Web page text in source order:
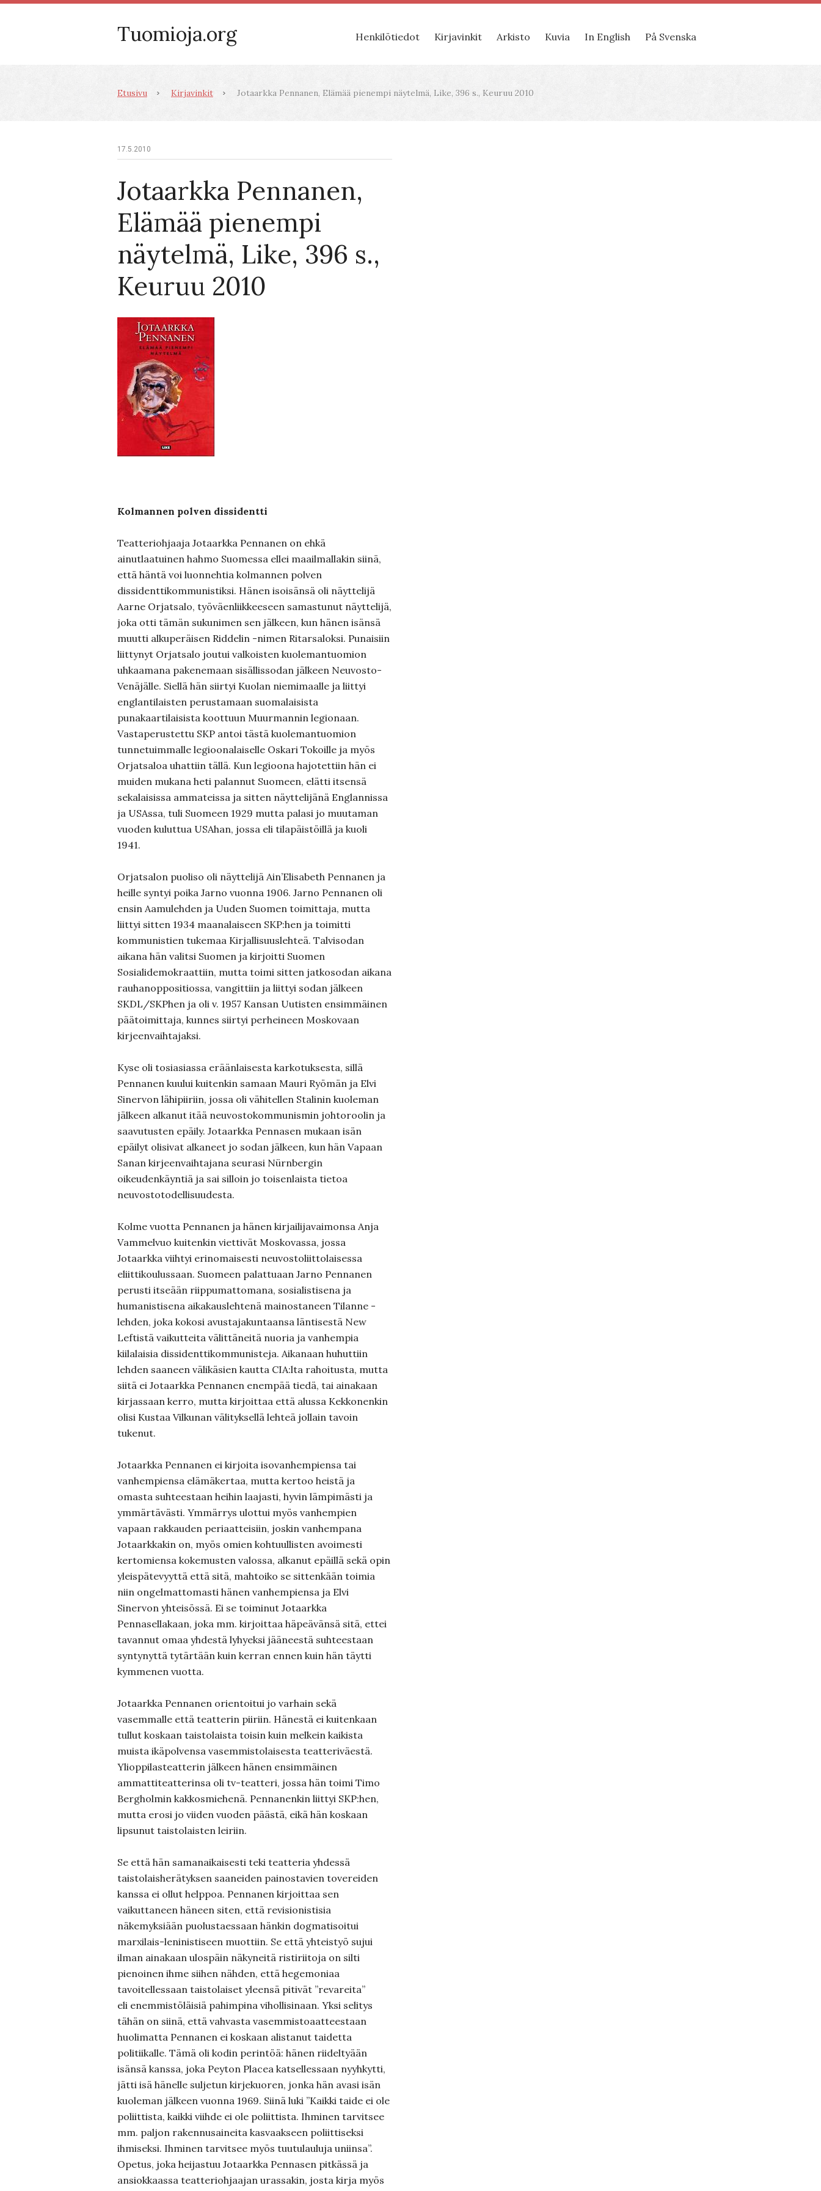
Tuomioja.org Henkilötiedot Kirjavinkit Arkisto Kuvia In English På Svenska
Etusivu Kirjavinkit Jotaarkka Pennanen, Elämää pienempi näytelmä, Like, 396 s., Keuruu 2010
17.5.2010
Jotaarkka Pennanen,
Elämää pienempi
näytelmä, Like, 396 s.,
Keuruu 2010
Kolmannen polven dissidentti
Teatteriohjaaja Jotaarkka Pennanen on ehkä
ainutlaatuinen hahmo Suomessa ellei maailmallakin siinä,
että häntä voi luonnehtia kolmannen polven
dissidenttikommunistiksi. Hänen isoisänsä oli näyttelijä
Aarne Orjatsalo, työväenliikkeeseen samastunut näyttelijä,
joka otti tämän sukunimen sen jälkeen, kun hänen isänsä
muutti alkuperäisen Riddelin -nimen Ritarsaloksi. Punaisiin
liittynyt Orjatsalo joutui valkoisten kuolemantuomion
uhkaamana pakenemaan sisällissodan jälkeen Neuvosto-
Venäjälle. Siellä hän siirtyi Kuolan niemimaalle ja liittyi
englantilaisten perustamaan suomalaisista
punakaartilaisista koottuun Muurmannin legionaan.
Vastaperustettu SKP antoi tästä kuolemantuomion
tunnetuimmalle legioonalaiselle Oskari Tokoille ja myös
Orjatsaloa uhattiin tällä. Kun legioona hajotettiin hän ei
muiden mukana heti palannut Suomeen, elätti itsensä
sekalaisissa ammateissa ja sitten näyttelijänä Englannissa
ja USAssa, tuli Suomeen 1929 mutta palasi jo muutaman
vuoden kuluttua USAhan, jossa eli tilapäistöillä ja kuoli
1941.
Orjatsalon puoliso oli näyttelijä Ain’Elisabeth Pennanen ja
heille syntyi poika Jarno vuonna 1906. Jarno Pennanen oli
ensin Aamulehden ja Uuden Suomen toimittaja, mutta
liittyi sitten 1934 maanalaiseen SKP:hen ja toimitti
kommunistien tukemaa Kirjallisuuslehteä. Talvisodan
aikana hän valitsi Suomen ja kirjoitti Suomen
Sosialidemokraattiin, mutta toimi sitten jatkosodan aikana
rauhanoppositiossa, vangittiin ja liittyi sodan jälkeen
SKDL/SKPhen ja oli v. 1957 Kansan Uutisten ensimmäinen
päätoimittaja, kunnes siirtyi perheineen Moskovaan
kirjeenvaihtajaksi.
Kyse oli tosiasiassa eräänlaisesta karkotuksesta, sillä
Pennanen kuului kuitenkin samaan Mauri Ryömän ja Elvi
Sinervon lähipiiriin, jossa oli vähitellen Stalinin kuoleman
jälkeen alkanut itää neuvostokommunismin johtoroolin ja
saavutusten epäily. Jotaarkka Pennasen mukaan isän
epäilyt olisivat alkaneet jo sodan jälkeen, kun hän Vapaan
Sanan kirjeenvaihtajana seurasi Nürnbergin
oikeudenkäyntiä ja sai silloin jo toisenlaista tietoa
neuvostotodellisuudesta.
Kolme vuotta Pennanen ja hänen kirjailijavaimonsa Anja
Vammelvuo kuitenkin viettivät Moskovassa, jossa
Jotaarkka viihtyi erinomaisesti neuvostoliittolaisessa
eliittikoulussaan. Suomeen palattuaan Jarno Pennanen
perusti itseään riippumattomana, sosialistisena ja
humanistisena aikakauslehtenä mainostaneen Tilanne -
lehden, joka kokosi avustajakuntaansa läntisestä New
Leftistä vaikutteita välittäneitä nuoria ja vanhempia
kiilalaisia dissidenttikommunisteja. Aikanaan huhuttiin
lehden saaneen välikäsien kautta CIA:lta rahoitusta, mutta
siitä ei Jotaarkka Pennanen enempää tiedä, tai ainakaan
kirjassaan kerro, mutta kirjoittaa että alussa Kekkonenkin
olisi Kustaa Vilkunan välityksellä lehteä jollain tavoin
tukenut.
Jotaarkka Pennanen ei kirjoita isovanhempiensa tai
vanhempiensa elämäkertaa, mutta kertoo heistä ja
omasta suhteestaan heihin laajasti, hyvin lämpimästi ja
ymmärtävästi. Ymmärrys ulottui myös vanhempien
vapaan rakkauden periaatteisiin, joskin vanhempana
Jotaarkkakin on, myös omien kohtuullisten avoimesti
kertomiensa kokemusten valossa, alkanut epäillä sekä opin
yleispätevyyttä että sitä, mahtoiko se sittenkään toimia
niin ongelmattomasti hänen vanhempiensa ja Elvi
Sinervon yhteisössä. Ei se toiminut Jotaarkka
Pennasellakaan, joka mm. kirjoittaa häpeävänsä sitä, ettei
tavannut omaa yhdestä lyhyeksi jääneestä suhteestaan
syntynyttä tytärtään kuin kerran ennen kuin hän täytti
kymmenen vuotta.
Jotaarkka Pennanen orientoitui jo varhain sekä
vasemmalle että teatterin piiriin. Hänestä ei kuitenkaan
tullut koskaan taistolaista toisin kuin melkein kaikista
muista ikäpolvensa vasemmistolaisesta teatteriväestä.
Ylioppilasteatterin jälkeen hänen ensimmäinen
ammattiteatterinsa oli tv-teatteri, jossa hän toimi Timo
Bergholmin kakkosmiehenä. Pennanenkin liittyi SKP:hen,
mutta erosi jo viiden vuoden päästä, eikä hän koskaan
lipsunut taistolaisten leiriin.
Se että hän samanaikaisesti teki teatteria yhdessä
taistolaisherätyksen saaneiden painostavien tovereiden
kanssa ei ollut helppoa. Pennanen kirjoittaa sen
vaikuttaneen häneen siten, että revisionistisia
näkemyksiään puolustaessaan hänkin dogmatisoitui
marxilais-leninistiseen muottiin. Se että yhteistyö sujui
ilman ainakaan ulospäin näkyneitä ristiriitoja on silti
pienoinen ihme siihen nähden, että hegemoniaa
tavoitellessaan taistolaiset yleensä pitivät ”revareita”
eli enemmistöläisiä pahimpina vihollisinaan. Yksi selitys
tähän on siinä, että vahvasta vasemmistoaatteestaan
huolimatta Pennanen ei koskaan alistanut taidetta
politiikalle. Tämä oli kodin perintöä: hänen riideltyään
isänsä kanssa, joka Peyton Placea katsellessaan nyyhkytti,
jätti isä hänelle suljetun kirjekuoren, jonka hän avasi isän
kuoleman jälkeen vuonna 1969. Siinä luki ”Kaikki taide ei ole
poliittista, kaikki viihde ei ole poliittista. Ihminen tarvitsee
mm. paljon rakennusaineita kasvaakseen poliittiseksi
ihmiseksi. Ihminen tarvitsee myös tuutulauluja uniinsa”.
Opetus, joka heijastuu Jotaarkka Pennasen pitkässä ja
ansiokkaassa teatteriohjaajan urassakin, josta kirja myös